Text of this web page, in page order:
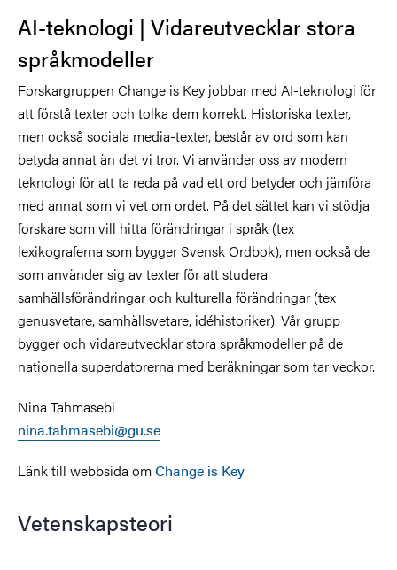
AI-teknologi | Vidareutvecklar stora
språkmodeller
Forskargruppen Change is Key jobbar med AI-teknologi för
att förstå texter och tolka dem korrekt. Historiska texter,
men också sociala media-texter, består av ord som kan
betyda annat än det vi tror. Vi använder oss av modern
teknologi för att ta reda på vad ett ord betyder och jämföra
med annat som vi vet om ordet. På det sättet kan vi stödja
forskare som vill hitta förändringar i språk (tex
lexikograferna som bygger Svensk Ordbok), men också de
som använder sig av texter för att studera
samhällsförändringar och kulturella förändringar (tex
genusvetare, samhällsvetare, idéhistoriker). Vår grupp
bygger och vidareutvecklar stora språkmodeller på de
nationella superdatorerna med beräkningar som tar veckor.
Nina Tahmasebi
nina.tahmasebi@gu.se
Länk till webbsida omChange is Key
Vetenskapsteori